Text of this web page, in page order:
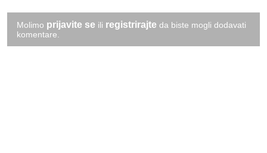
Molimo prijavite se ili registrirajte da biste mogli dodavati
komentare.